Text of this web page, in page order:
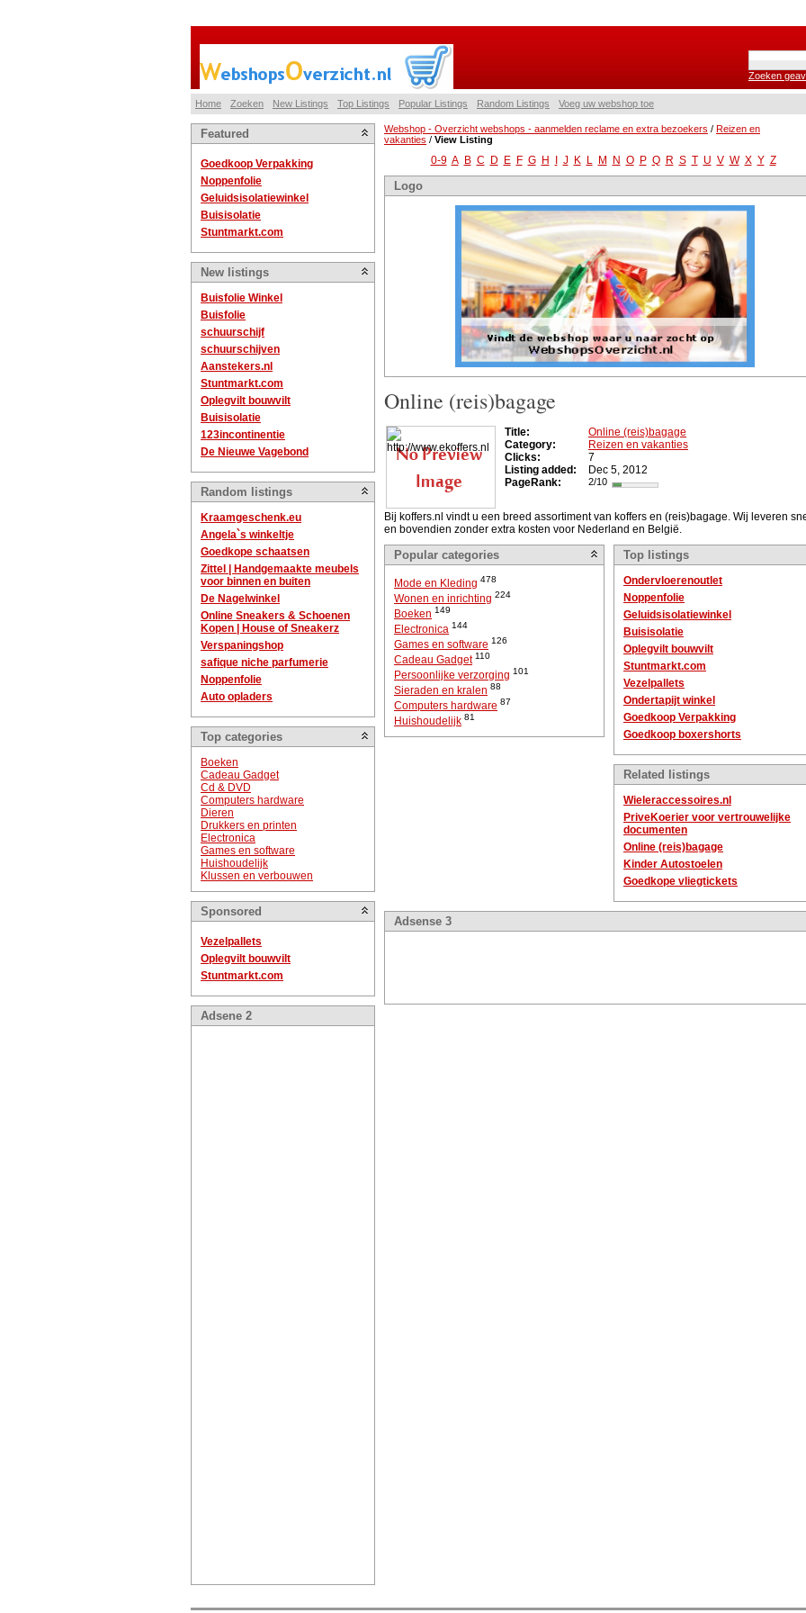
Zoeken
Home Zoeken New Listings Top Listings Popular Listings Random Listings Voeg uw webshop toe
Featured
Goedkoop Verpakking
Noppenfolie
Geluidsisolatiewinkel
Buisisolatie
Stuntmarkt.com
New listings
Buisfolie Winkel
Buisfolie
schuurschijf
schuurschijven
Aanstekers.nl
Stuntmarkt.com
Oplegvilt bouwvilt
Buisisolatie
123incontinentie
De Nieuwe Vagebond
Random listings
Kraamgeschenk.eu
Angela`s winkeltje
Goedkope schaatsen
Zittel | Handgemaakte meubels
voor binnen en buiten
De Nagelwinkel
Online Sneakers & Schoenen
Kopen | House of Sneakerz
Verspaningshop
safique niche parfumerie
Noppenfolie
Auto opladers
Top categories
Boeken
Cadeau Gadget
Cd & DVD
Computers hardware
Dieren
Drukkers en printen
Electronica
Games en software
Huishoudelijk
Klussen en verbouwen
Sponsored
Vezelpallets
Oplegvilt bouwvilt
Stuntmarkt.com
Adsene 2
Webshop - Overzicht webshops - aanmelden reclame en extra bezoekers / Reizen en
vakanties / View Listing
0-9 A B C D E F G H J K L M N O P Q R S T U V W X Y Z
Logo
Online (reis)bagage
Title:
Online (reis)bagage
Category:
Reizen en vakanties
Clicks:
7
Listing added:
Dec 5, 2012
PageRank:
2/10
Bij koffers.nl vindt u een breed assortiment van koffers en (reis)bagage. Wij leveren
en bovendien zonder extra kosten voor Nederland en België.
Popular categories
Mode en Kleding 478
Wonen en inrichting 224
Boeken 149
Electronica 144
Games en software 126
Cadeau Gadget 110
Persoonlijke verzorging 101
Sieraden en kralen 88
Computers hardware 87
Huishoudelijk 81
Top listings
Ondervloerenoutlet
Noppenfolie
Geluidsisolatiewinkel
Buisisolatie
Oplegvilt bouwvilt
Stuntmarkt.com
Vezelpallets
Ondertapijt winkel
Goedkoop Verpakking
Goedkoop boxershorts
Related listings
Wieleraccessoires.nl
PriveKoerier voor vertrouwelijke
documenten
Online (reis)bagage
Kinder Autostoelen
Goedkope vliegtickets
Adsense 3